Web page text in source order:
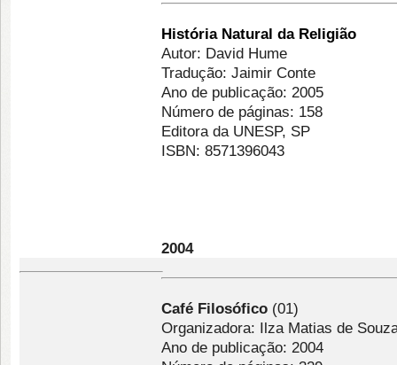
História Natural da Religião
Autor: David Hume
Tradução: Jaimir Conte
Ano de publicação: 2005
Número de páginas: 158
Editora da UNESP, SP
ISBN: 8571396043
2004
Café Filosófico (01)
Organizadora: Ilza Matias de
Ano de publicação: 2004